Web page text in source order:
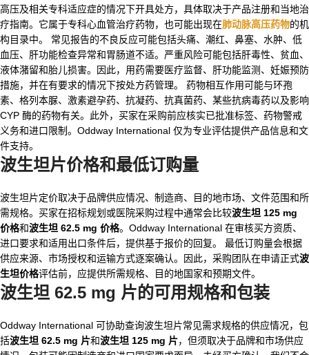
高压及相关专科适应症的情况下开具处方，具体取决于产品注册和当地治
疗指南。它属于专科心血管治疗药物，也可能出现在肺动脉高压药物的机
构目录中。 常见报告的不良反应可能包括头痛、潮红、鼻塞、水肿、低
血压、肝功能检查异常和胃肠道不适。严重风险可能包括肝毒性、贫血、
液体潴留和胎儿损害。因此，用药需要医疗监督、肝功能监测、妊娠预防
措施，并在有要求的情况下按处方药管理。 药物相互作用可能与环孢
素、格列本脲、激素避孕药、抗凝药、抗真菌药、某些抗病毒药以及影响
CYP 酶的药物有关。此外，买家在采购前应核实已批准标签、药物警戒
义务和进口限制。Oddway International 仅为专业评估提供产品信息和文
件支持。
波生坦片价格和最低订购量
波生坦片定价取决于品牌供应情况、制造商、目的地市场、文件范围和所
需规格。买家在招标规划或医院采购过程中通常会比较波生坦 125 mg
价格和波生坦 62.5 mg 价格。Oddway International 在审核买方资质、
进口要求和适用出口条件后，提供基于报价的回复。 最低订购量会根据
供应来源、市场授权和运输方式逐案确认。因此，采购团队在申请正式波
生坦价格评估前，应提供所需规格、目的地国家和预期文件。
波生坦 62.5 mg 片的可用规格和包装
Oddway International 可协助查询波生坦片常见需求规格的供应情况，包
括波生坦 62.5 mg 片和波生坦 125 mg 片，但须取决于品牌和市场供应